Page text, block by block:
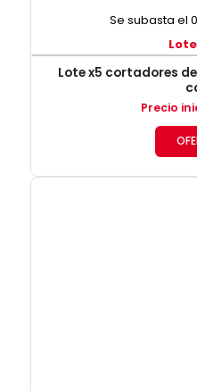
Se subasta el
Lote
Lote x5 cortadores
Precio